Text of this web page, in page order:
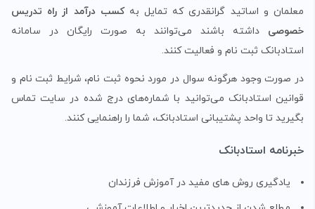
معلمان و اساتید گرانقدری که تمایل بهکسب درآمد از راه تدریس
خصوصی داشته باشند می‌توانند به صورت رایگان در سامانه
استادبانک ثبت نام و فعالیت کنند.
در صورت وجود هرگونه سوال در مورد نحوه ثبت نام، شرایط ثبت نام و
قوانین استادبانک می‌توانید با شماره‌های درج شده در سایت تماس
بگیرید تا واحد پشتیبانی استادبانک، شما را راهنمایی کنند.
خبرنامه استادبانک
یادگیری روش های مفید در آموزش فرزندان